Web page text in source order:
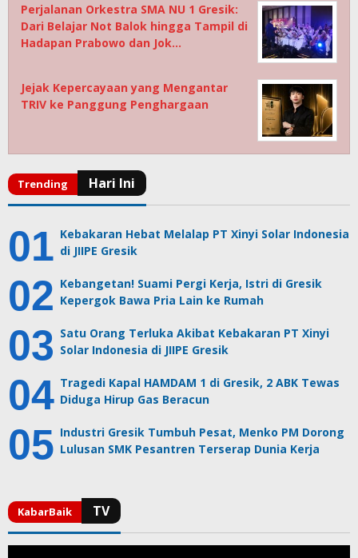
Perjalanan Orkestra SMA NU 1 Gresik:
Dari Belajar Not Balok hingga Tampil di
Hadapan Prabowo dan Jok…
Jejak Kepercayaan yang Mengantar
TRIV ke Panggung Penghargaan
Kebakaran Hebat Melalap PT Xinyi Solar Indonesia
di JIIPE Gresik
Kebangetan! Suami Pergi Kerja, Istri di Gresik
Kepergok Bawa Pria Lain ke Rumah
Satu Orang Terluka Akibat Kebakaran PT Xinyi
Solar Indonesia di JIIPE Gresik
Tragedi Kapal HAMDAM 1 di Gresik, 2 ABK Tewas
Diduga Hirup Gas Beracun
Industri Gresik Tumbuh Pesat, Menko PM Dorong
Lulusan SMK Pesantren Terserap Dunia Kerja